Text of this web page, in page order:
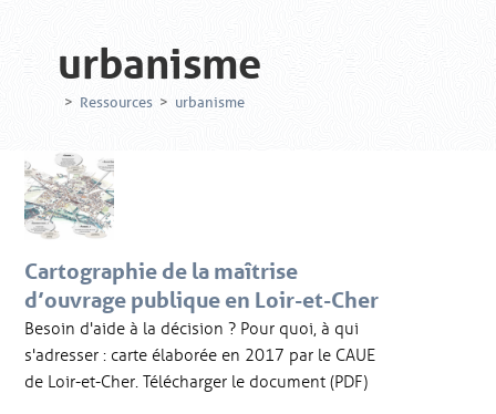
urbanisme
> Ressources > urbanisme
Cartographie de la maîtrise
d’ouvrage publique en Loir-et-Cher
Besoin d'aide à la décision ? Pour quoi, à qui
s'adresser : carte élaborée en 2017 par le CAUE
de Loir-et-Cher. Télécharger le document (PDF)